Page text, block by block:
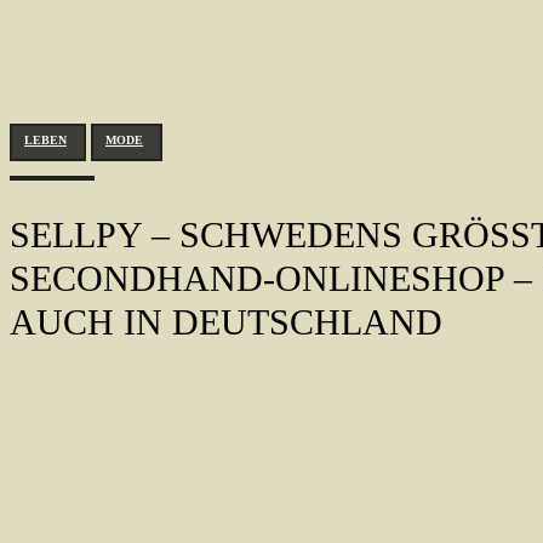
LEBEN MODE
SELLPY – SCHWEDENS
ECONDHAND-ONLINESHOP –
UCH IN DEUTSCHLAND